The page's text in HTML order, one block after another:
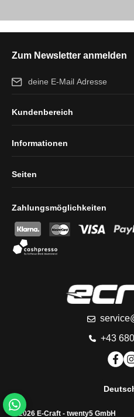
Zum Newsletter anmelden
E-Mail-Adresse*
und dieAGBgelesen und bin mit
Zahlungsmöglichkeiten
+43
Kundenbereich
Informationen
Seiten
© 2026 E-Craft - twenty5 GmbH